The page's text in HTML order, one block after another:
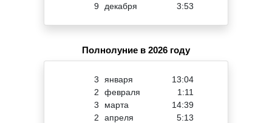
9
декабря 3:53
Полнолуние в 2026 году
3 января
13:04
2
февраля
1:11
3
марта
14:39
2
апреля
5:13